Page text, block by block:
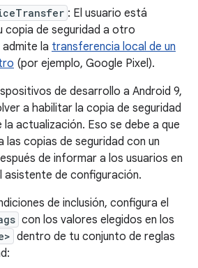
: El usuario está
copia de seguridad a otro
la transferencia local de un
(por ejemplo, Google Pixel).
de desarrollo a Android 9,
a habilitar la copia de seguridad
actualización. Eso se debe a que
las copias de seguridad con un
de informar a los usuarios en
asistente de configuración.
de inclusión, configura el
con los valores elegidos en los
dentro de tu conjunto de reglas